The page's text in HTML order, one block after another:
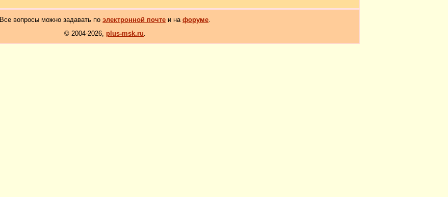
Все вопросы можно задавать поэлектронной почте и нафоруме.
© 2004-2026, plus-msk.ru.